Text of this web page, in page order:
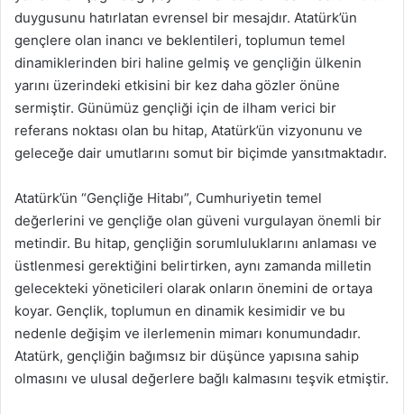
duygusunu hatırlatan evrensel bir mesajdır. Atatürk’ün
gençlere olan inancı ve beklentileri, toplumun temel
dinamiklerinden biri haline gelmiş ve gençliğin ülkenin
yarını üzerindeki etkisini bir kez daha gözler önüne
sermiştir. Günümüz gençliği için de ilham verici bir
referans noktası olan bu hitap, Atatürk’ün vizyonunu ve
geleceğe dair umutlarını somut bir biçimde yansıtmaktadır.
Atatürk’ün “Gençliğe Hitabı”, Cumhuriyetin temel
değerlerini ve gençliğe olan güveni vurgulayan önemli bir
metindir. Bu hitap, gençliğin sorumluluklarını anlaması ve
üstlenmesi gerektiğini belirtirken, aynı zamanda milletin
gelecekteki yöneticileri olarak onların önemini de ortaya
koyar. Gençlik, toplumun en dinamik kesimidir ve bu
nedenle değişim ve ilerlemenin mimarı konumundadır.
Atatürk, gençliğin bağımsız bir düşünce yapısına sahip
olmasını ve ulusal değerlere bağlı kalmasını teşvik etmiştir.